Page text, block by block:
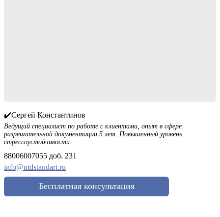
✔️Сергей Константинов
Ведущий специалист по работе с клиентами, опыт в сфере
разрешительной документации 5 лет. Повышенный уровень
стрессоустойчивости.
88006007055 доб. 231
info@ntdstandart.ru
Бесплатная консультация